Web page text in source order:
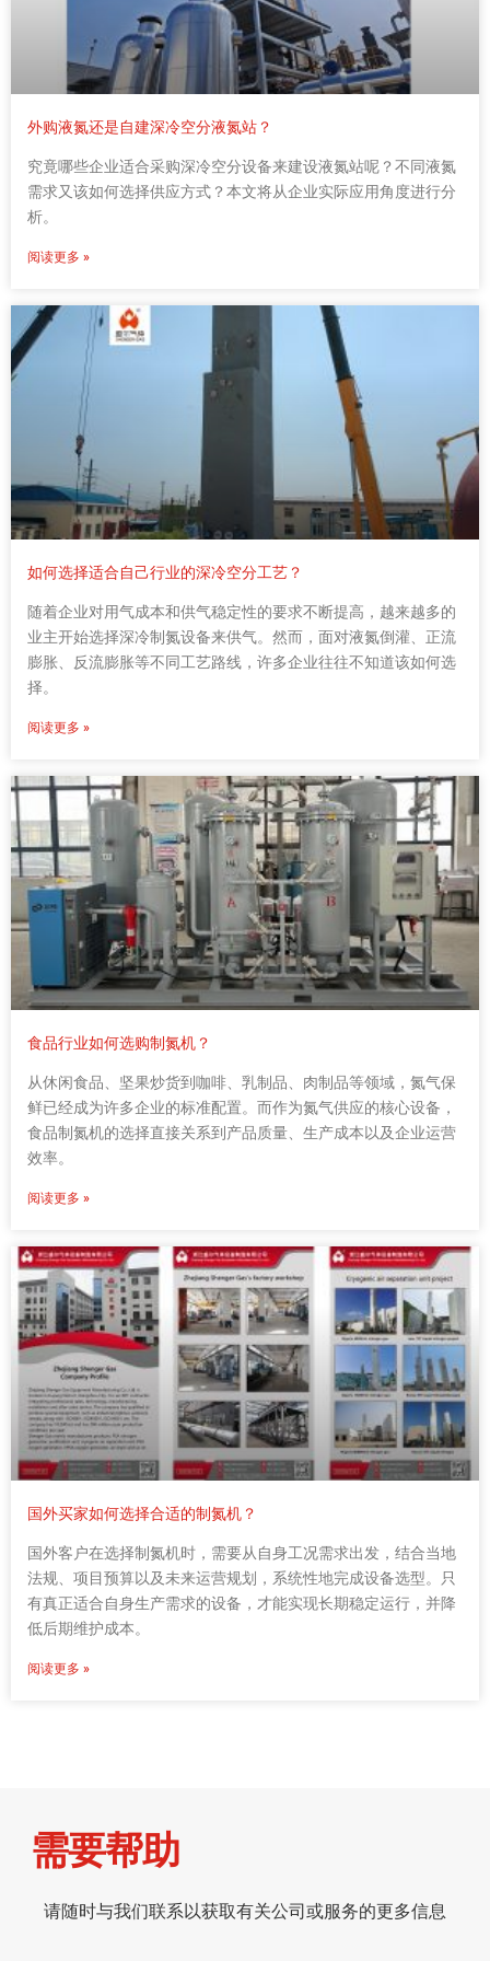
外购液氮还是自建深冷空分液氮站？
究竟哪些企业适合采购深冷空分设备来建设液氮站呢？不同液氮
需求又该如何选择供应方式？本文将从企业实际应用角度进行分
析。
阅读更多 »
如何选择适合自己行业的深冷空分工艺？
随着企业对用气成本和供气稳定性的要求不断提高，越来越多的
业主开始选择深冷制氮设备来供气。然而，面对液氮倒灌、正流
膨胀、反流膨胀等不同工艺路线，许多企业往往不知道该如何选
择。
阅读更多 »
食品行业如何选购制氮机？
从休闲食品、坚果炒货到咖啡、乳制品、肉制品等领域，氮气保
鲜已经成为许多企业的标准配置。而作为氮气供应的核心设备，
食品制氮机的选择直接关系到产品质量、生产成本以及企业运营
效率。
阅读更多 »
国外买家如何选择合适的制氮机？
国外客户在选择制氮机时，需要从自身工况需求出发，结合当地
法规、项目预算以及未来运营规划，系统性地完成设备选型。只
有真正适合自身生产需求的设备，才能实现长期稳定运行，并降
低后期维护成本。
阅读更多 »
需要帮助
请随时与我们联系以获取有关公司或服务的更多信息